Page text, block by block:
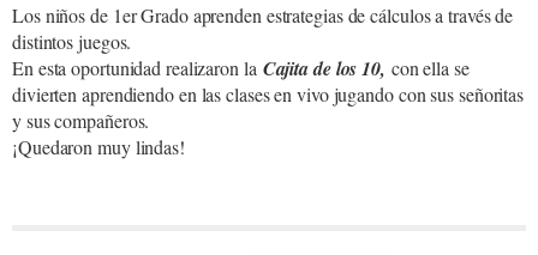
Los niños de 1er Grado aprenden estrategias de cálculos a través de
distintos juegos.
En esta oportunidad realizaron laCajita de los 10, con ella se
divierten aprendiendo en las clases en vivo jugando con sus señoritas
y sus compañeros.
¡Quedaron muy lindas!